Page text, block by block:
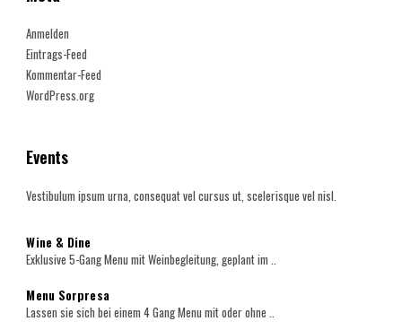
Anmelden
Eintrags-Feed
Kommentar-Feed
WordPress.org
Events
Vestibulum ipsum urna, consequat vel cursus ut, scelerisque vel nisl.
Wine & Dine
Exklusive 5-Gang Menu mit Weinbegleitung, geplant im ..
Menu Sorpresa
Lassen sie sich bei einem 4 Gang Menu mit oder ohne ..